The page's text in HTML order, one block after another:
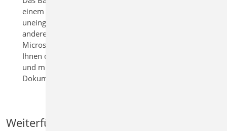
einem Microsoft-Sicherheitsupdate nicht mehr
uneingeschränkt lauffähig. Davon ist auch Software
anderer Hersteller betroffen. Wann eine Korrektur durch
Microsoft erfolgt, ist uns nicht bekannt. Wir empfehlen
Ihnen deshalb die Word-Dateien als PDF zu exportieren
und mit dem Modul "S014 PDF einfügen" in das Statik-
Dokument zu integrieren.
Weiterführende Informationen